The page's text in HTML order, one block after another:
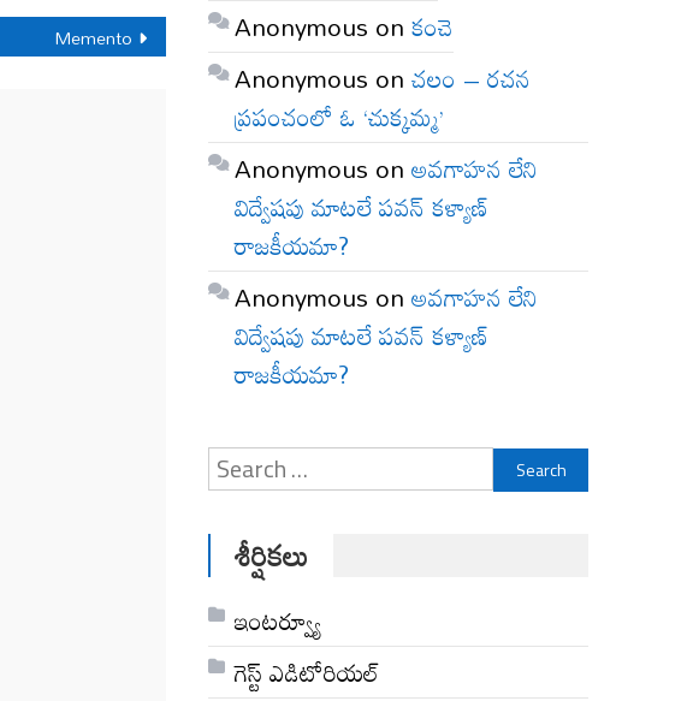
Memento
Anonymous onకంచె
Anonymous onచలం – రచన
ప్రపంచంలో ఓ ‘చుక్కమ్మ’
Anonymous onఅవగాహన లేని
విద్వేషపు మాటలే పవన్ కళ్యాణ్
రాజకీయమా?
Anonymous onఅవగాహన లేని
విద్వేషపు మాటలే పవన్ కళ్యాణ్
రాజకీయమా?
Search
for:
శీర్షికలు
ఇంటర్వ్యూ
గెస్ట్ ఎడిటోరియల్